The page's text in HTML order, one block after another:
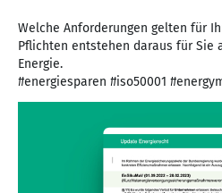
Welche Anforderungen gelten für
Pflichten entstehen daraus für Sie
Energie.
#energiesparen #iso50001